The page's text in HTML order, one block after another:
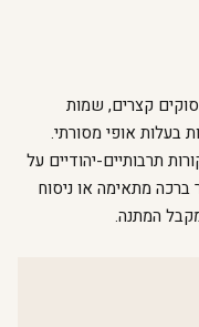
קצרים, שמות
בעלות אופי מסורתי.
תרבותיים-יהודיים על
ברכה מתאימה או ניסוח
המתנה.